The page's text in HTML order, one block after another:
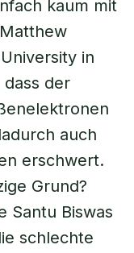
kaum mit
in
der
auch
erschwert.
Grund?
Santu Biswas
schlechte